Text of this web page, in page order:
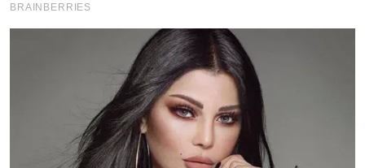
BRAINBERRIES